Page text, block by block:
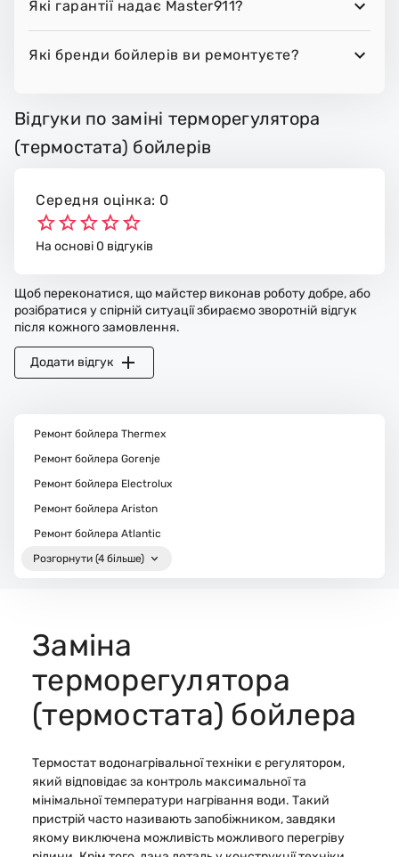
Заміна
терморегулятора
(термостата) бойлера
Термостат водонагрівальної техніки є регулятором,
який відповідає за контроль максимальної та
мінімальної температури нагрівання води. Такий
пристрій часто називають запобіжником, завдяки
якому виключена можливість можливого перегріву
Які гарантії надає Master911?
Які бренди бойлерів ви ремонтуєте?
Відгуки по заміні терморегулятора
(термостата) бойлерів
Середня оцінка: 0
На основі 0 відгуків
Щоб переконатися, що майстер виконав роботу добре, або
розібратися у спірній ситуації збираємо зворотній відгук
після кожного замовлення.
Додати відгук
Ремонт бойлера Thermex
Ремонт бойлера Gorenje
Ремонт бойлера Electrolux
Ремонт бойлера Ariston
Ремонт бойлера Atlantic
Розгорнути (4 більше)